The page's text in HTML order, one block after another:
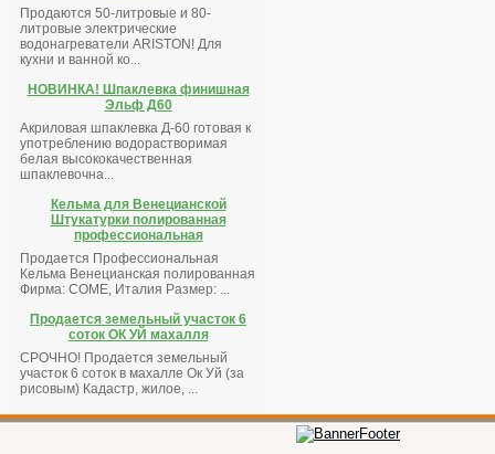
Продаются 50-литровые и 80-
литровые электрические
водонагреватели ARISTON! Для
кухни и ванной ко...
НОВИНКА! Шпаклевка финишная
Эльф Д60
Акриловая шпаклевка Д-60 готовая к
употреблению водорастворимая
белая высококачественная
шпаклевочна...
Кельма для Венецианской
Штукатурки полированная
профессиональная
Продается Профессиональная
Кельма Венецианская полированная
Фирма: COME, Италия Размер: ...
Продается земельный участок 6
соток ОК УЙ махалля
СРОЧНО! Продается земельный
участок 6 соток в махалле Ок Уй (за
рисовым) Кадастр, жилое, ...